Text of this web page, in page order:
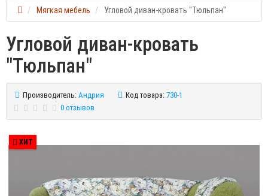
Мягкая мебель Угловой диван-кровать "Тюльпан"
Угловой диван-кровать
"Тюльпан"
Производитель: Андрия Код товара: 730-1
0 отзывов
ХИТ